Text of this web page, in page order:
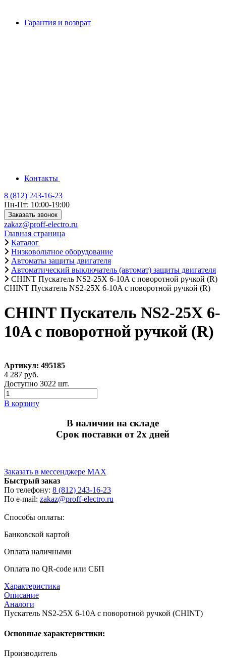
Гарантия и возврат
Контакты
8 (812) 243-16-23
Пн-Пт: 10:00-19:00
Заказать звонок
zakaz@proff-electro.ru
Главная страница
Каталог
Низковольтное оборудование
Автоматы защиты двигателя
Автоматический выключатель (автомат) защиты двигателя
CHINT Пускатель NS2-25X 6-10A с поворотной ручкой (R)
CHINT Пускатель NS2-25X 6-10A с поворотной ручкой (R)
CHINT Пускатель NS2-25X 6-
10A с поворотной ручкой (R)
Артикул: 495185
4 287 руб.
Доступно 3022 шт.
В корзину
В наличии на складе
Срок поставки от 2х дней
Заказать в мессенджере MAX
Быстрый заказ
По телефону: 8 (812) 243-16-23
По e-mail: zakaz@proff-electro.ru
Способы оплаты:
Банковской картой
Оплата наличными
Оплата по QR-code или СБП
Характеристика
Описание
Аналоги
Пускатель NS2-25X 6-10A с поворотной ручкой (CHINT)
Основные характеристики:
Производитель